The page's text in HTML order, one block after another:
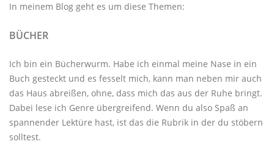
In meinem Blog geht es um diese Themen:
BÜCHER
Ich bin ein Bücherwurm. Habe ich einmal meine Nase in ein
Buch gesteckt und es fesselt mich, kann man neben mir auch
das Haus abreißen, ohne, dass mich das aus der Ruhe bringt.
Dabei lese ich Genre übergreifend. Wenn du also Spaß an
spannender Lektüre hast, ist das die Rubrik in der du stöbern
solltest.